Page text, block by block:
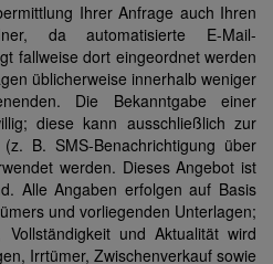
Ihrer Anfrage auch Ihren
da automatisierte E-Mail-
fallweise dort eingeordnet werden
üblicherweise innerhalb weniger
Die Bekanntgabe einer
diese kann ausschließlich zur
B. SMS-Benachrichtigung über
werden. Dieses Angebot ist
Alle Angaben erfolgen auf Basis
und vorliegenden Unterlagen;
und Aktualität wird
Irrtümer, Zwischenverkauf sowie